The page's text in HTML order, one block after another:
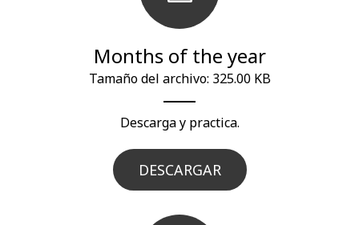
Months of the year
Tamaño del archivo: 325.00 KB
Descarga y practica.
DESCARGAR